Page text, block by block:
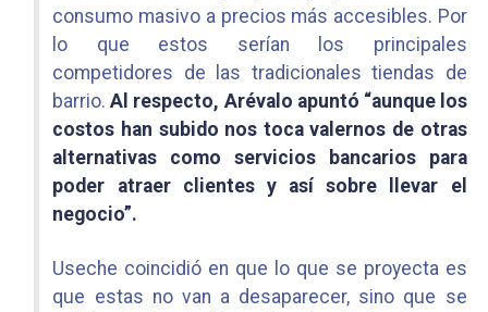
consumo masivo a precios más accesibles. Por
lo que estos serían los principales
competidores de las tradicionales tiendas de
barrio.Al respecto, Arévalo apuntó “aunque los
costos han subido nos toca valernos de otras
alternativas como servicios bancarios para
poder atraer clientes y así sobre llevar el
negocio”.
Useche coincidió en que lo que se proyecta es
que estas no van a desaparecer, sino que se